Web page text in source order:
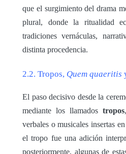
que el surgimiento del drama
plural, donde la ritualidad
tradiciones vernáculas,
distinta procedencia.
2.2. Tropos, Quem quaeritis
El paso decisivo desde la
mediante los llamados tropos
verbales o musicales insertas
el tropo fue una adición
posteriormente, algunas de